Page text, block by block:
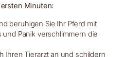
Minuten:
beruhigen Sie Ihr Pferd mit
und Panik verschlimmern die
Ihren Tierarzt an und schildern